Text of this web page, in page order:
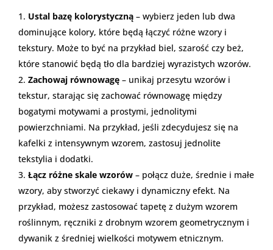
Ustal bazę kolorystyczną – wybierz jeden lub dwa
dominujące kolory, które będą łączyć różne wzory i
tekstury. Może to być na przykład biel, szarość czy beż,
które stanowić będą tło dla bardziej wyrazistych wzorów.
Zachowaj równowagę – unikaj przesytu wzorów i
tekstur, starając się zachować równowagę między
bogatymi motywami a prostymi, jednolitymi
powierzchniami. Na przykład, jeśli zdecydujesz się na
kafelki z intensywnym wzorem, zastosuj jednolite
tekstylia i dodatki.
Łącz różne skale wzorów – połącz duże, średnie i małe
wzory, aby stworzyć ciekawy i dynamiczny efekt. Na
przykład, możesz zastosować tapetę z dużym wzorem
roślinnym, ręczniki z drobnym wzorem geometrycznym i
dywanik z średniej wielkości motywem etnicznym.